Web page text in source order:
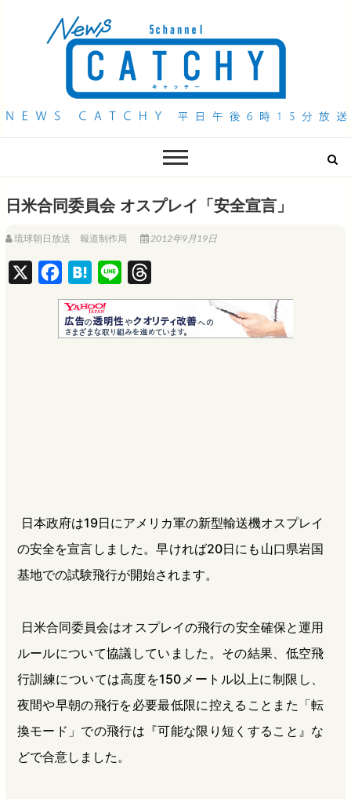
QAB NEWS Headline
日米合同委員会 オスプレイ「安全宣言」
琉球朝日放送 報道制作局 2012年9月19日
a
c
e
H
a
t
e
i
n
e
h
r
e
日本政府は19日にアメリカ軍の新型輸送機オスプレイ
の安全を宣言しました。早ければ20日にも山口県岩国
基地での試験飛行が開始されます。
日米合同委員会はオスプレイの飛行の安全確保と運用
ルールについて協議していました。その結果、低空飛
行訓練については高度を150メートル以上に制限し、
夜間や早朝の飛行を必要最低限に控えることまた「転
換モード」での飛行は『可能な限り短くすること』な
どで合意しました。